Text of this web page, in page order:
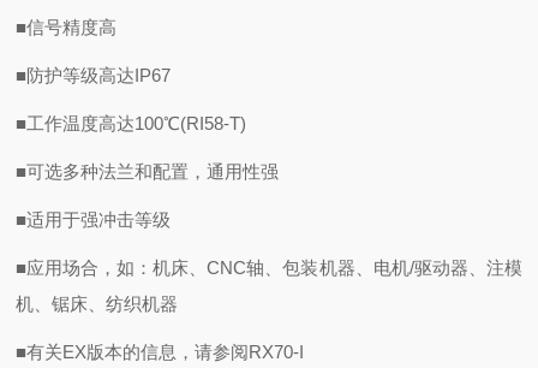
■信号精度高
■防护等级高达IP67
■工作温度高达100℃(RI58-T)
■可选多种法兰和配置，通用性强
■适用于强冲击等级
■应用场合，如：机床、CNC轴、包装机器、电机/驱动器、注模
机、锯床、纺织机器
■有关EX版本的信息，请参阅RX70-I